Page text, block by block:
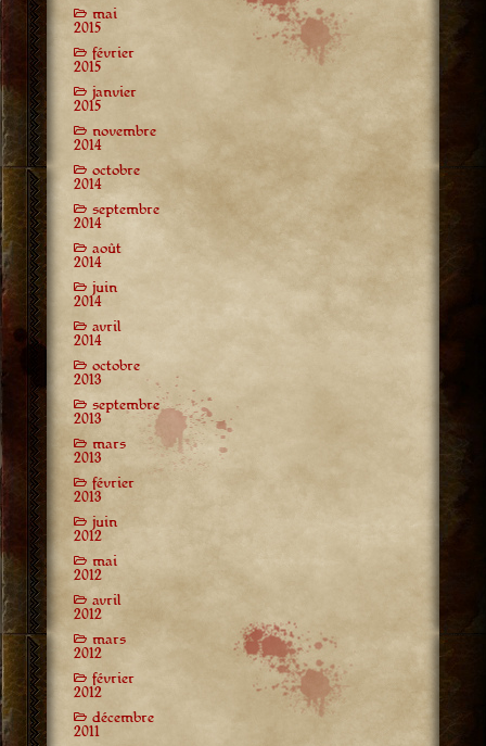
mai
2015
février
2015
janvier
2015
novembre
2014
octobre
2014
septembre
2014
août
2014
juin
2014
avril
2014
octobre
2013
septembre
2013
mars
2013
février
2013
juin
2012
mai
2012
avril
2012
mars
2012
février
2012
décembre
2011